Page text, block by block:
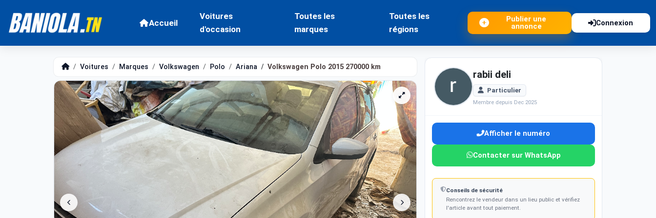
Accueil
Voitures
d'occasion
Toutes les
marques
Toutes les
régions
Publier une
annonce
Connexion
Voitures Marques Volkswagen Polo Ariana Volkswagen Polo 2015 270000 km
rabii deli
Particulier
Membre depuis Dec 2025
Afficher le numéro
Contacter sur WhatsApp
Conseils de sécurité
Rencontrez le vendeur dans un lieu public et vérifiez
l'article avant tout paiement.